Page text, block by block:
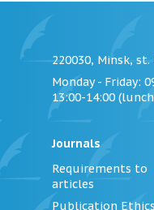
220030, Minsk, st.
Monday - Friday:
13:00-14:00
Journals
Requirements to
articles
Publication Ethics